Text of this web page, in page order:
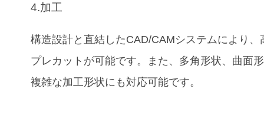
4.加工
構造設計と直結したCAD/CAMシステムにより、
プレカットが可能です。また、多角形状、曲面
複雑な加工形状にも対応可能です。